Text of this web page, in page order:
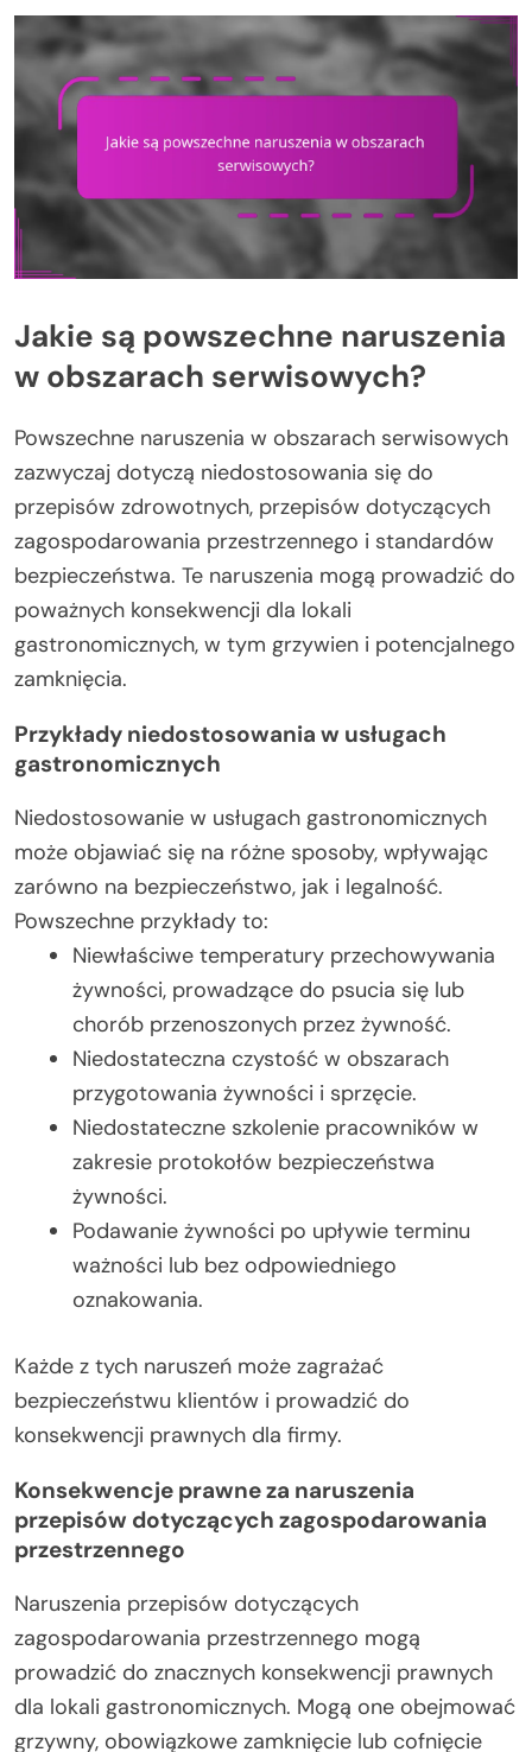
Jakie są powszechne naruszenia
w obszarach serwisowych?
Powszechne naruszenia w obszarach serwisowych
zazwyczaj dotyczą niedostosowania się do
przepisów zdrowotnych, przepisów dotyczących
zagospodarowania przestrzennego i standardów
bezpieczeństwa. Te naruszenia mogą prowadzić do
poważnych konsekwencji dla lokali
gastronomicznych, w tym grzywien i potencjalnego
zamknięcia.
Przykłady niedostosowania w usługach
gastronomicznych
Niedostosowanie w usługach gastronomicznych
może objawiać się na różne sposoby, wpływając
zarówno na bezpieczeństwo, jak i legalność.
Powszechne przykłady to:
Niewłaściwe temperatury przechowywania
żywności, prowadzące do psucia się lub
chorób przenoszonych przez żywność.
Niedostateczna czystość w obszarach
przygotowania żywności i sprzęcie.
Niedostateczne szkolenie pracowników w
zakresie protokołów bezpieczeństwa
żywności.
Podawanie żywności po upływie terminu
ważności lub bez odpowiedniego
oznakowania.
Każde z tych naruszeń może zagrażać
bezpieczeństwu klientów i prowadzić do
konsekwencji prawnych dla firmy.
Konsekwencje prawne za naruszenia
przepisów dotyczących zagospodarowania
przestrzennego
Naruszenia przepisów dotyczących
zagospodarowania przestrzennego mogą
prowadzić do znacznych konsekwencji prawnych
dla lokali gastronomicznych. Mogą one obejmować
grzywny, obowiązkowe zamknięcie lub cofnięcie